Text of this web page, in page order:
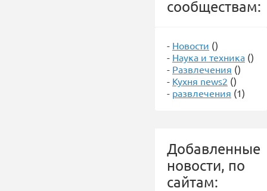
сообществам:
- Новости ()
- Наука и техника ()
- Развлечения ()
- Кухня news2 ()
- развлечения (1)
Добавленные
новости, по
сайтам: